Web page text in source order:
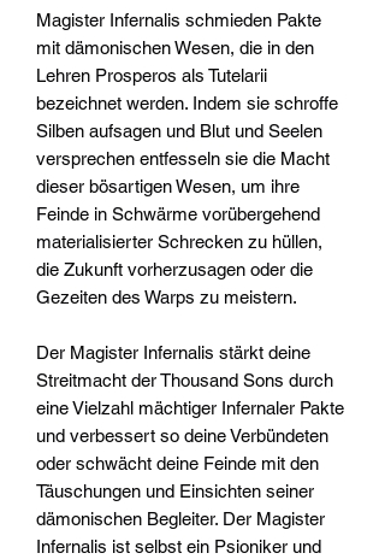
Magister Infernalis schmieden Pakte
mit dämonischen Wesen, die in den
Lehren Prosperos als Tutelarii
bezeichnet werden. Indem sie schroffe
Silben aufsagen und Blut und Seelen
versprechen entfesseln sie die Macht
dieser bösartigen Wesen, um ihre
Feinde in Schwärme vorübergehend
materialisierter Schrecken zu hüllen,
die Zukunft vorherzusagen oder die
Gezeiten des Warps zu meistern.
Der Magister Infernalis stärkt deine
Streitmacht der Thousand Sons durch
eine Vielzahl mächtiger Infernaler Pakte
und verbessert so deine Verbündeten
oder schwächt deine Feinde mit den
Täuschungen und Einsichten seiner
dämonischen Begleiter. Der Magister
Infernalis ist selbst ein Psioniker und